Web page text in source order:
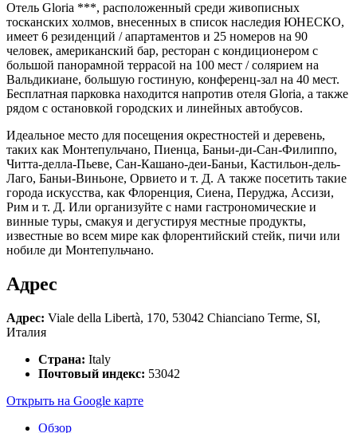
Отель Gloria ***, расположенный среди живописных
тосканских холмов, внесенных в список наследия ЮНЕСКО,
имеет 6 резиденций / апартаментов и 25 номеров на 90
человек, американский бар, ресторан с кондиционером с
большой панорамной террасой на 100 мест / солярием на
Вальдикиане, большую гостиную, конференц-зал на 40 мест.
Бесплатная парковка находится напротив отеля Gloria, а также
рядом с остановкой городских и линейных автобусов.
Идеальное место для посещения окрестностей и деревень,
таких как Монтепульчано, Пиенца, Баньи-ди-Сан-Филиппо,
Читта-делла-Пьеве, Сан-Кашано-деи-Баньи, Кастильон-дель-
Лаго, Баньи-Виньоне, Орвието и т. Д. А также посетить такие
города искусства, как Флоренция, Сиена, Перуджа, Ассизи,
Рим и т. Д. Или организуйте с нами гастрономические и
винные туры, смакуя и дегустируя местные продукты,
известные во всем мире как флорентийский стейк, пичи или
нобиле ди Монтепульчано.
Адрес
Адрес: Viale della Libertà, 170, 53042 Chianciano Terme, SI,
Италия
Страна: Italy
Почтовый индекс: 53042
Открыть на Google карте
Обзор